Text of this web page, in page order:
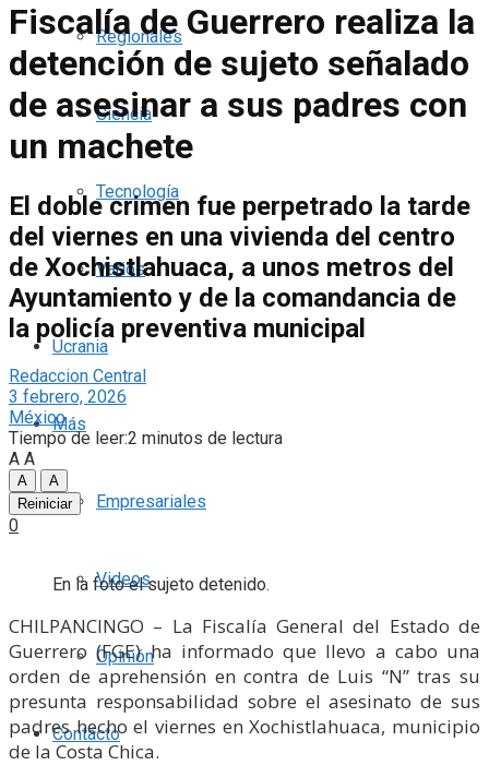
Regionales
Ciencia
Tecnología
Varios
Ucrania
Más
Empresariales
Videos
Opinión
Contácto
Fiscalía de Guerrero realiza la
detención de sujeto señalado
de asesinar a sus padres con
un machete
El doble crimen fue perpetrado la tarde
del viernes en una vivienda del centro
de Xochistlahuaca, a unos metros del
Ayuntamiento y de la comandancia de
la policía preventiva municipal
Redaccion Central
3 febrero, 2026
México
Tiempo de leer:2 minutos de lectura
A A
A
A
Reiniciar
0
En la foto el sujeto detenido.
CHILPANCINGO – La Fiscalía General del Estado de
Guerrero (FGE) ha informado que llevo a cabo una
orden de aprehensión en contra de Luis “N” tras su
presunta responsabilidad sobre el asesinato de sus
padres hecho el viernes en Xochistlahuaca, municipio
de la Costa Chica.